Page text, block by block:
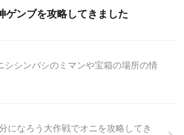
ゲンブを攻略してきました
シシンバシのミマンや宝箱の場所の情
になろう大作戦でオニを攻略してき